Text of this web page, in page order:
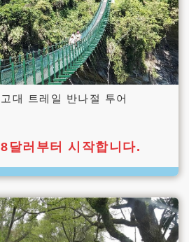
대 트레일 반나절 투어
달러부터 시작합니다.